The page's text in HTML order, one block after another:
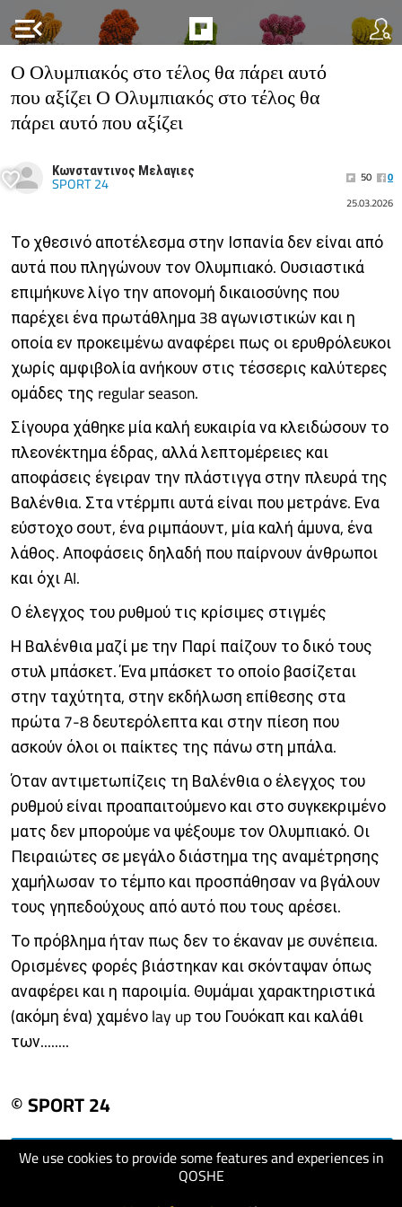
menu_open
We use cookies to provide some features and experiences in
QOSHE
Ο Ολυμπιακός στο τέλος θα πάρει αυτό
που αξίζει Ο Ολυμπιακός στο τέλος θα
πάρει αυτό που αξίζει
Κωνσταντινος Μελαγιες
SPORT 24 50
0
25.03.2026
Το χθεσινό αποτέλεσμα στην Ισπανία δεν είναι από
αυτά που πληγώνουν τον Ολυμπιακό. Ουσιαστικά
επιμήκυνε λίγο την απονομή δικαιοσύνης που
παρέχει ένα πρωτάθλημα 38 αγωνιστικών και η
οποία εν προκειμένω αναφέρει πως οι ερυθρόλευκοι
χωρίς αμφιβολία ανήκουν στις τέσσερις καλύτερες
ομάδες της regular season.
Σίγουρα χάθηκε μία καλή ευκαιρία να κλειδώσουν το
πλεονέκτημα έδρας, αλλά λεπτομέρειες και
αποφάσεις έγειραν την πλάστιγγα στην πλευρά της
Βαλένθια. Στα ντέρμπι αυτά είναι που μετράνε. Ενα
εύστοχο σουτ, ένα ριμπάουντ, μία καλή άμυνα, ένα
λάθος. Αποφάσεις δηλαδή που παίρνουν άνθρωποι
και όχι AI.
Ο έλεγχος του ρυθμού τις κρίσιμες στιγμές
Η Βαλένθια μαζί με την Παρί παίζουν το δικό τους
στυλ μπάσκετ. Ένα μπάσκετ το οποίο βασίζεται
στην ταχύτητα, στην εκδήλωση επίθεσης στα
πρώτα 7-8 δευτερόλεπτα και στην πίεση που
ασκούν όλοι οι παίκτες της πάνω στη μπάλα.
Όταν αντιμετωπίζεις τη Βαλένθια ο έλεγχος του
ρυθμού είναι προαπαιτούμενο και στο συγκεκριμένο
ματς δεν μπορούμε να ψέξουμε τον Ολυμπιακό. Οι
Πειραιώτες σε μεγάλο διάστημα της αναμέτρησης
χαμήλωσαν το τέμπο και προσπάθησαν να βγάλουν
τους γηπεδούχους από αυτό που τους αρέσει.
Το πρόβλημα ήταν πως δεν το έκαναν με συνέπεια.
Ορισμένες φορές βιάστηκαν και σκόνταψαν όπως
αναφέρει και η παροιμία. Θυμάμαι χαρακτηριστικά
(ακόμη ένα) χαμένο lay up του Γουόκαπ και καλάθι
των........
© SPORT 24
visit website